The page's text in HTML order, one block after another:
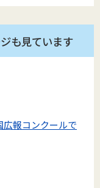
も見ています
広報コンクールで